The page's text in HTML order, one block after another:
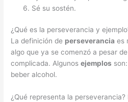
Sé su sostén.
¿Qué es la perseverancia y
La definición de perseverancia es
algo que ya se comenzó a pesar
complicada. Algunosejemplos
beber alcohol.
¿Qué representa la perseverancia?